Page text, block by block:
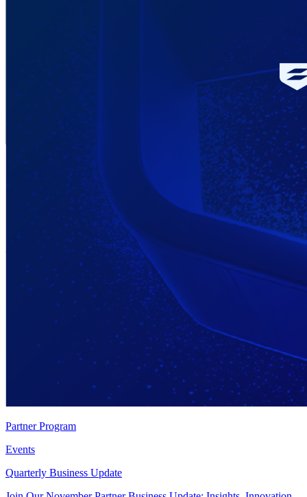
Partner Program
Events
Quarterly Business Update